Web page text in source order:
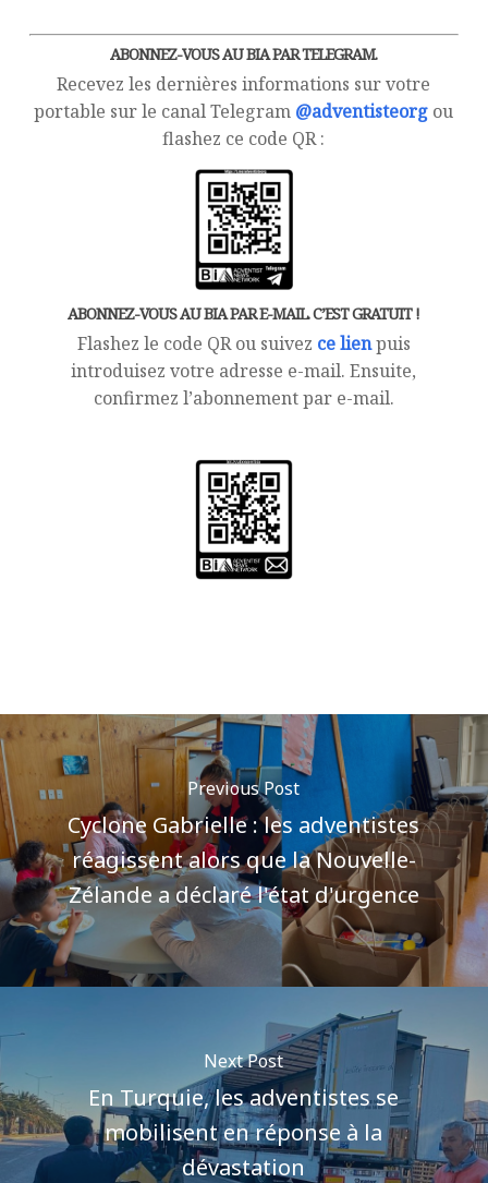
ABONNEZ-VOUS AU BIA PAR TELEGRAM.
Recevez les dernières informations sur votre
portable sur le canal Telegram @adventisteorg ou
flashez ce code QR :
ABONNEZ-VOUS AU BIA PAR E-MAIL. C’EST GRATUIT !
Flashez le code QR ou suivez ce lienpuis
introduisez votre adresse e-mail. Ensuite,
confirmez l’abonnement par e-mail.
Previous Post
Cyclone Gabrielle : les adventistes
réagissent alors que la Nouvelle-
Zélande a déclaré l'état d'urgence
Next Post
En Turquie, les adventistes se
mobilisent en réponse à la
dévastation